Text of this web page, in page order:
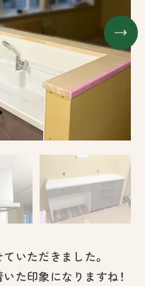
いただきました。
た印象になりますね！